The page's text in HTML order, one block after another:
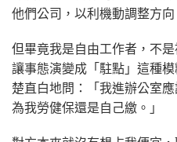
他們公司，以利機動調整方向
但畢竟我是自由工作者，不
讓事態演變成「駐點」這種
楚直白地問：「我進辦公室
為我勞健保還是自己繳。」